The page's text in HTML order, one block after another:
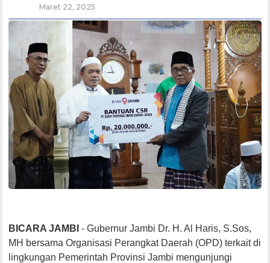
Maret 22, 2025
BICARA JAMBI- Gubernur Jambi Dr. H. Al Haris, S.Sos,
MH bersama Organisasi Perangkat Daerah (OPD) terkait di
lingkungan Pemerintah Provinsi Jambi mengunjungi